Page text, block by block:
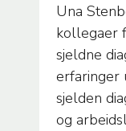
Una
kollegaer
sjeldne
erfaringer
sjelden
og